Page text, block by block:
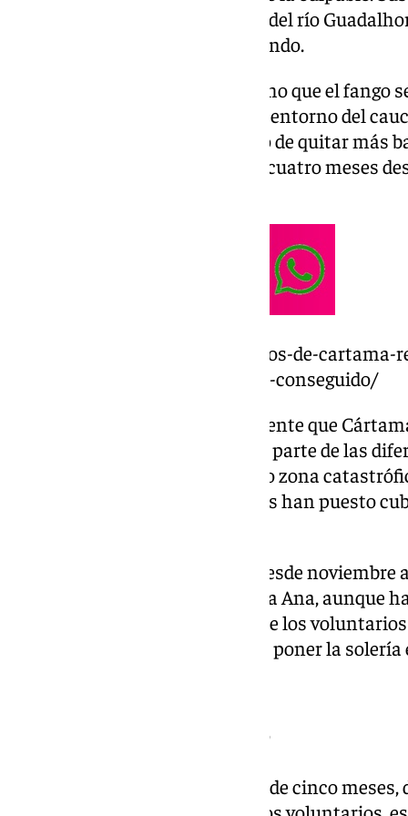
marzo ocasionaron el desborde del río
de 800 metros cúbicos por segundo.
Un desbordamiento que ha hecho que el fango
muchas familias situadas en el entorno del
despiertan con el único objetivo de quitar más
de recuperar sus casas, apenas cuatro meses
https://www.101tv.es/los-vecinos-de-
la-dana-hemos-perdido-todo-lo-conseguido/
Por todo esto, piden reiteradamente que
con el fin de obtener ayudas por parte de las
fatal, no les han declarado como zona
pagarles, el Ayuntamiento no les han puesto
Como ella, hay quienes llevan desde
afectadas en la barriada de Doña Ana, aunque
hacen. Eso mismo critica otro de los
semanas estaba terminando de poner la
«Es la misma noticia en menos de cinco